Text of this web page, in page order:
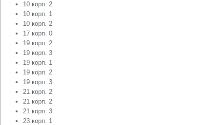
10 корп. 2
10 корп. 1
10 корп. 2
17 корп. 0
19 корп. 2
19 корп. 3
19 корп. 1
19 корп. 2
19 корп. 3
21 корп. 2
21 корп. 2
21 корп. 3
23 корп. 1